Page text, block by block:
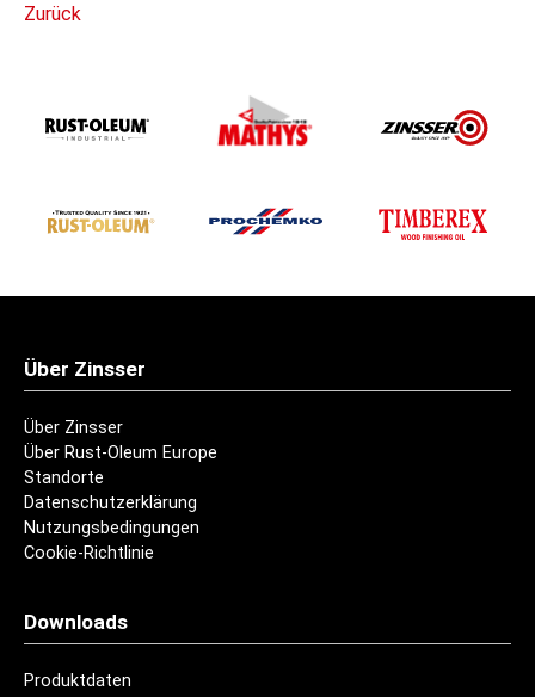
Zurück
Über Zinsser
Über Zinsser
Über Rust-Oleum Europe
Standorte
Datenschutzerklärung
Nutzungsbedingungen
Cookie-Richtlinie
Downloads
Produktdaten